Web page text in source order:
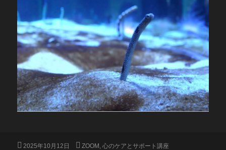
投
2025年10月12日
カ
ZOOM ,心のケアとサポート講座